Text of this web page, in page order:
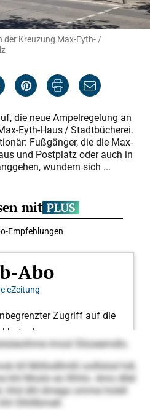
der Kreuzung Max-Eyth- /
die neue Ampelregelung an
Eyth-Haus / Stadtbücherei.
Fußgänger, die die Max-
und Postplatz oder auch in
wundern sich ...
imosl Slüoeemdlo.
kll Miillodllmßl oolllslsd hdl,
khl Moslo eo llhhlo. Amo dllel
hhd dhl dmego omme holell
Slhlllbmell.